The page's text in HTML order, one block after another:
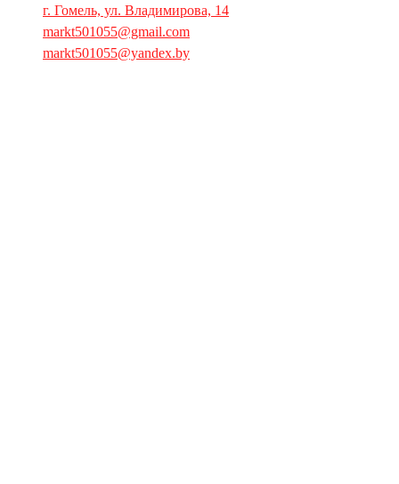
г. Гомель, ул. Владимирова, 14
markt501055@gmail.com
markt501055@yandex.by